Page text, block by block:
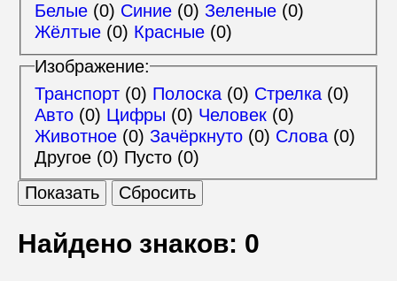
Белые (0) Синие (0) Зеленые (0)
Жёлтые (0) Красные (0)
Изображение:
Транспорт (0) Полоска (0) Стрелка (0)
Авто (0) Цифры (0) Человек (0)
Животное (0) Зачёркнуто (0) Слова (0)
Другое (0) Пусто (0)
Показать
Сбросить
Найдено знаков: 0